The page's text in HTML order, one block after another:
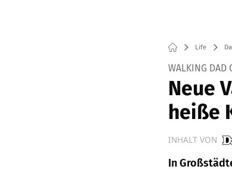
Life
WALKING DAD
Neue
heiße
INHALT VON
In